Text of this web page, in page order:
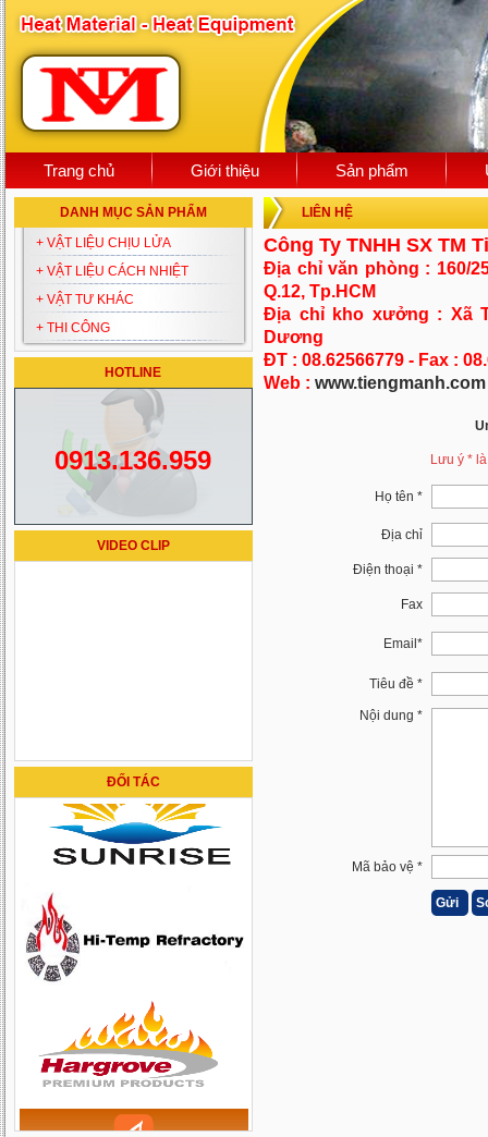
Trang chủ Giới thiệu Sản phẩm
DANH MỤC SẢN PHẨM
+ VẬT LIỆU CHỊU LỬA
+ VẬT LIỆU CÁCH NHIỆT
+ VẬT TƯ KHÁC
+ THI CÔNG
HOTLINE
0913.136.959
VIDEO CLIP
ĐỐI TÁC
LIÊN HỆ
Công Ty TNHH SX TM
Địa chỉ văn phòng : 160/
Q.12, Tp.HCM
Địa chỉ kho xưởng : Xã
Dương
ĐT : 08.62566779 - Fax :
Web : www.tiengmanh.com
Lưu ý *
Họ tên *
Địa chỉ
Điện thoại *
Fax
Email*
Tiêu đề *
Nội dung *
Mã bảo vệ *